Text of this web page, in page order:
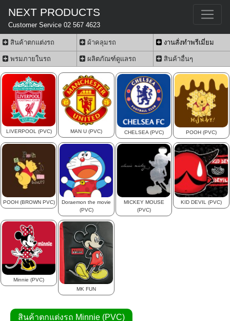
NEXT PRODUCTS
Customer Service 02 567 4623
สินค้าตกแต่งรถ ผ้าคลุมรถ งานสั่งทำพรีเมี่ยม
พรมภายในรถ ผลิตภัณฑ์ดูแลรถ สินค้าอื่นๆ
LIVERPOOL (PVC) MAN U (PVC) CHELSEA (PVC) POOH (PVC)
POOH (BROWN PVC)
Doraemon the movie
(PVC)
MICKEY MOUSE
(PVC)
KID DEVIL (PVC)
Minnie (PVC)
MK FUN
สินค้าตกแต่งรถ Minnie (PVC)